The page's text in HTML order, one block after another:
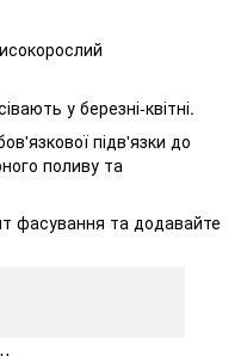
у березні-квітні.
підв'язки до
поливу та
фасування та додавайте